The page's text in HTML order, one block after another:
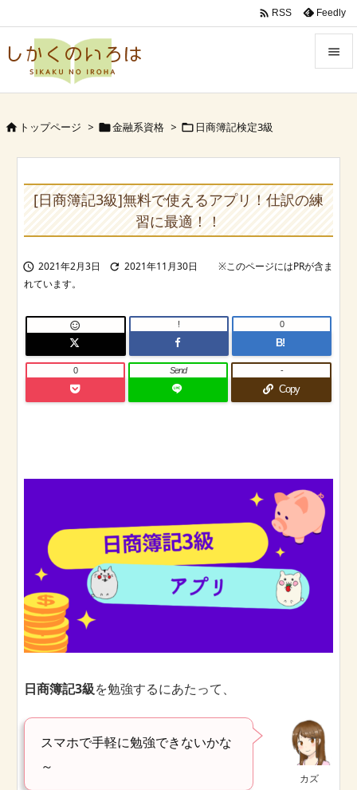

Prev
Search
 RSS Feedly
 トップページ > 金融系資格 >  日商簿記検定3級
[日商簿記3級]無料で使えるアプリ！仕訳の練
習に最適！！
 2021年2月3日  2021年11月30日
 !
B!
0
0 Send
Copy
-
日商簿記3級を勉強するにあたって、
カズ
スマホで手軽に勉強できないかな
～